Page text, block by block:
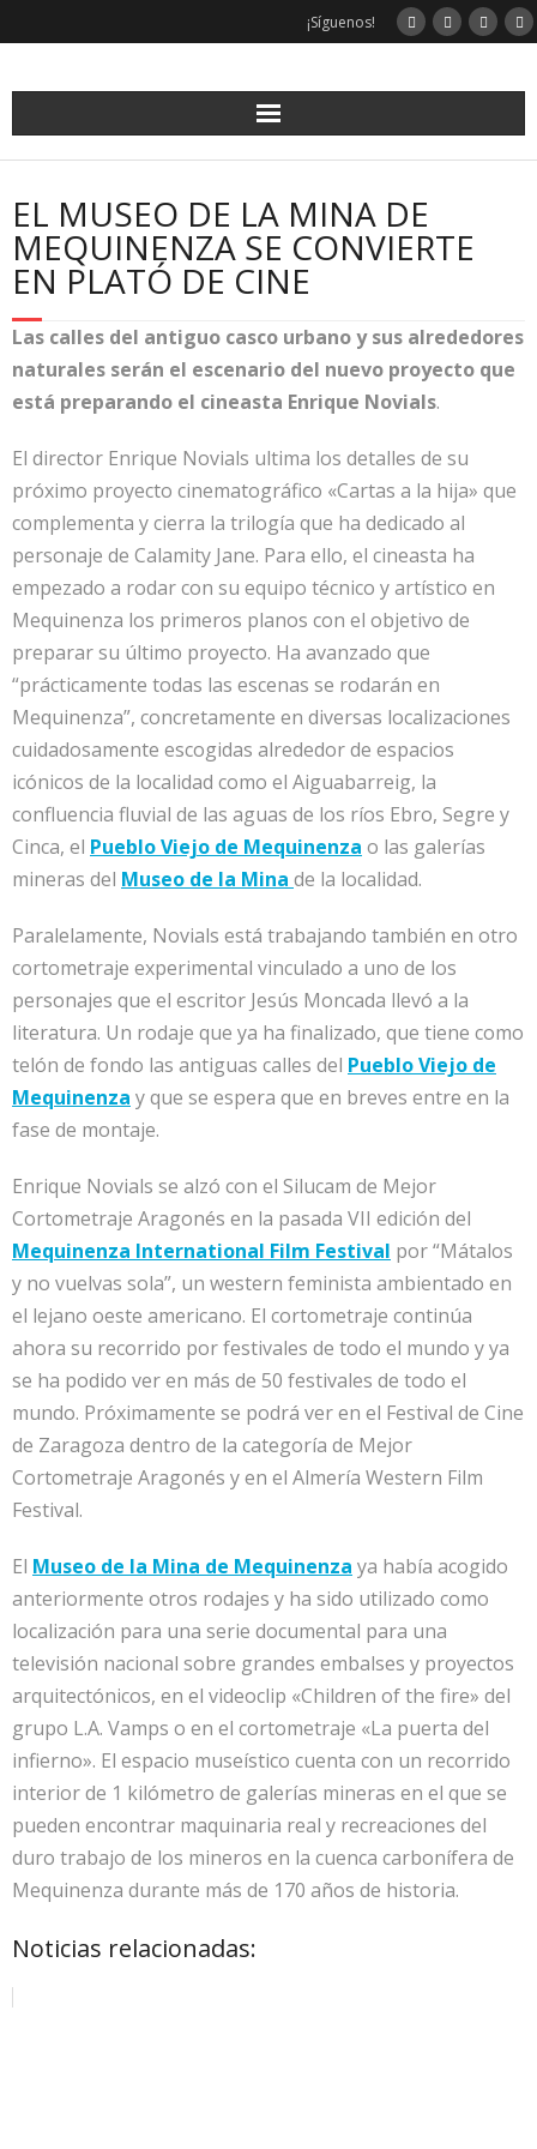
¡Síguenos!
EL MUSEO DE LA MINA DE
MEQUINENZA SE CONVIERTE
EN PLATÓ DE CINE
Las calles del antiguo casco urbano y sus alrededores
naturales serán el escenario del nuevo proyecto que
está preparando el cineasta Enrique Novials.
El director Enrique Novials ultima los detalles de su
próximo proyecto cinematográfico «Cartas a la hija» que
complementa y cierra la trilogía que ha dedicado al
personaje de Calamity Jane. Para ello, el cineasta ha
empezado a rodar con su equipo técnico y artístico en
Mequinenza los primeros planos con el objetivo de
preparar su último proyecto. Ha avanzado que
“prácticamente todas las escenas se rodarán en
Mequinenza”, concretamente en diversas localizaciones
cuidadosamente escogidas alrededor de espacios
icónicos de la localidad como el Aiguabarreig, la
confluencia fluvial de las aguas de los ríos Ebro, Segre y
Cinca, el Pueblo Viejo de Mequinenza o las galerías
mineras del Museo de la Mina de la localidad.
Paralelamente, Novials está trabajando también en otro
cortometraje experimental vinculado a uno de los
personajes que el escritor Jesús Moncada llevó a la
literatura. Un rodaje que ya ha finalizado, que tiene como
telón de fondo las antiguas calles del Pueblo Viejo de
Mequinenza y que se espera que en breves entre en la
fase de montaje.
Enrique Novials se alzó con el Silucam de Mejor
Cortometraje Aragonés en la pasada VII edición del
Mequinenza International Film Festival por “Mátalos
y no vuelvas sola”, un western feminista ambientado en
el lejano oeste americano. El cortometraje continúa
ahora su recorrido por festivales de todo el mundo y ya
se ha podido ver en más de 50 festivales de todo el
mundo. Próximamente se podrá ver en el Festival de Cine
de Zaragoza dentro de la categoría de Mejor
Cortometraje Aragonés y en el Almería Western Film
Festival.
El Museo de la Mina de Mequinenza ya había acogido
anteriormente otros rodajes y ha sido utilizado como
localización para una serie documental para una
televisión nacional sobre grandes embalses y proyectos
arquitectónicos, en el videoclip «Children of the fire» del
grupo L.A. Vamps o en el cortometraje «La puerta del
infierno». El espacio museístico cuenta con un recorrido
interior de 1 kilómetro de galerías mineras en el que se
pueden encontrar maquinaria real y recreaciones del
duro trabajo de los mineros en la cuenca carbonífera de
Mequinenza durante más de 170 años de historia.
Noticias relacionadas: